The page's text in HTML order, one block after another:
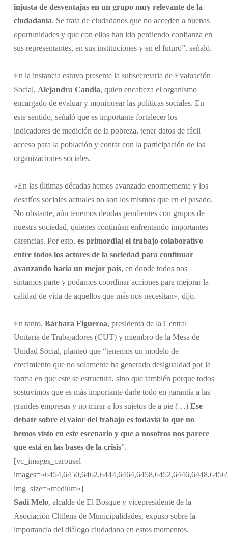
injusta de desventajas en un grupo muy relevante de la
ciudadanía. Se trata de ciudadanos que no acceden a buenas
oportunidades y que con ellos han ido perdiendo confianza en
sus representantes, en sus instituciones y en el futuro”, señaló.
En la instancia estuvo presente la subsecretaria de Evaluación
Social, Alejandra Candia, quien encabeza el organismo
encargado de evaluar y monitorear las políticas sociales. En
este sentido, señaló que es importante fortalecer los
indicadores de medición de la pobreza, tener datos de fácil
acceso para la población y contar con la participación de las
organizaciones sociales.
«En las últimas décadas hemos avanzado enormemente y los
desafíos sociales actuales no son los mismos que en el pasado.
No obstante, aún tenemos deudas pendientes con grupos de
nuestra sociedad, quienes continúan enfrentando importantes
carencias. Por esto, es primordial el trabajo colaborativo
entre todos los actores de la sociedad para continuar
avanzando hacia un mejor país, en donde todos nos
sintamos parte y podamos coordinar acciones para mejorar la
calidad de vida de aquellos que más nos necesitan», dijo.
En tanto, Bárbara Figueroa, presidenta de la Central
Unitaria de Trabajadores (CUT) y miembro de la Mesa de
Unidad Social, planteó que “tenemos un modelo de
crecimiento que no solamente ha generado desigualdad por la
forma en que este se estructura, sino que también porque todos
sostuvimos que es más importante darle todo en garantía a las
grandes empresas y no mirar a los sujetos de a pie (…) Ese
debate sobre el valor del trabajo es todavía lo que no
hemos visto en este escenario y que a nosotros nos parece
que está en las bases de la crisis”.
[vc_images_carousel
img_size=»medium»]
Sadi Melo, alcalde de El Bosque y vicepresidente de la
Asociación Chilena de Municipalidades, expuso sobre la
importancia del diálogo ciudadano en estos momentos.